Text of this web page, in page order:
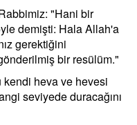
"Hani bir
demişti: Hala Allah'a
gerektiğini
bir resülüm."
heva ve hevesi
seviyede duracağını